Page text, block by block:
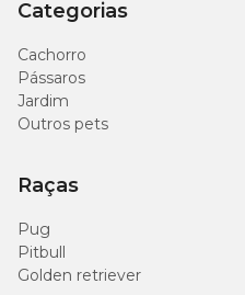
Categorias
Cachorro
Pássaros
Jardim
Outros pets
Raças
Pug
Pitbull
Golden retriever